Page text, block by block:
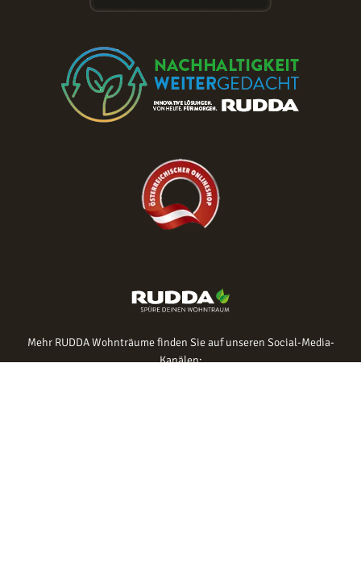
Mehr RUDDA Wohnträume finden Sie auf unseren Social-Media-
Kanälen: